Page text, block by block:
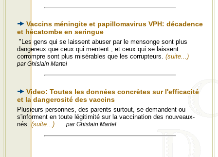
Vaccins méningite et papillomavirus VPH: décadence
et hécatombe en seringue
"Les gens qui se laissent abuser par le mensonge sont plus
dangereux que ceux qui mentent ; et ceux qui se laissent
corrompre sont plus misérables que les corrupteurs. (suite...)
par Ghislain Martel
Video: Toutes les données concrètes sur l'efficacité
et la dangerosité des vaccins
Plusieurs personnes, des parents surtout, se demandent ou
s'informent en toute légitimité sur la vaccination des nouveaux-
nés. (suite...) par Ghislain Martel